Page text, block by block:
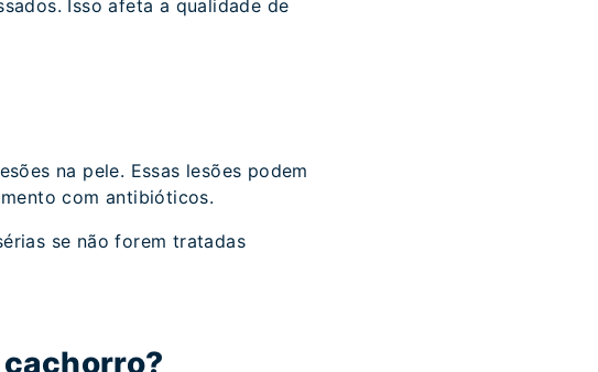
Isso afeta a qualidade de
na pele. Essas lesões podem
com antibióticos.
se não forem tratadas